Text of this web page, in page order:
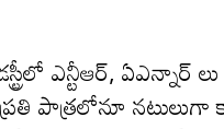
ఎన్టీఆర్, ఏఎన్నార్
ప్రతి పాత్రలోనూ